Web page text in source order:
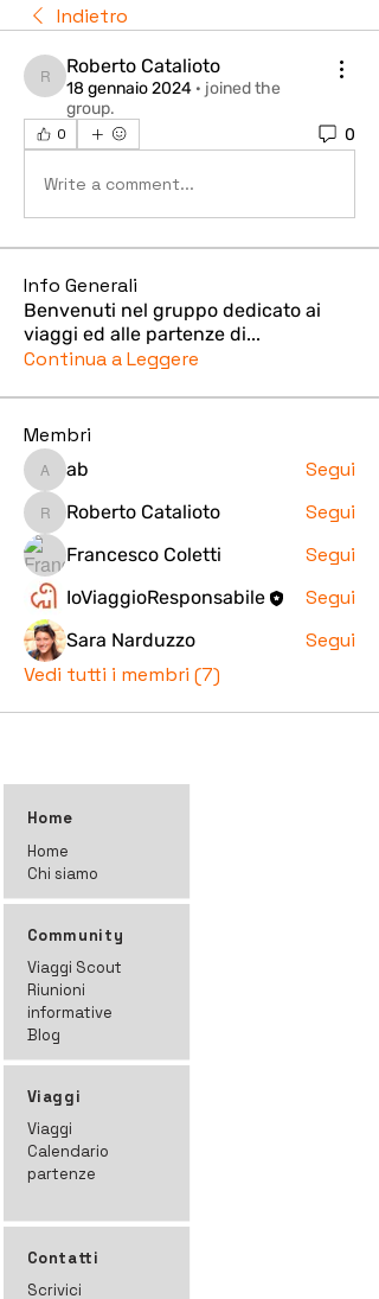
Indietro
Roberto Catalioto
Roberto Catalioto
18 gennaio 2024 · joined the
group.
0 0
Write a comment...
Info Generali
Benvenuti nel gruppo dedicato ai
viaggi ed alle partenze di...
Continua a Leggere
Membri
ab ab Segui
Roberto Catalioto
Roberto Catalioto Segui
Francesco Coletti Segui
IoViaggioResponsabile Segui
Sara Narduzzo
Segui
Vedi tutti i membri (7)
Home
Home
Chi siamo
Community
Viaggi Scout
Riunioni
informative
Blog
Viaggi
Viaggi
Calendario
partenze
Contatti
Scrivici